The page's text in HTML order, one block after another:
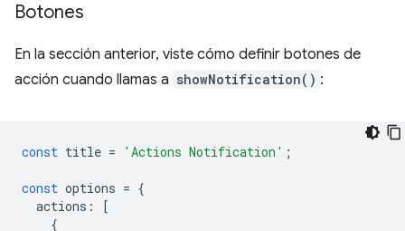
Botones
En la sección anterior, viste cómo definir botones de
acción cuando llamas a showNotification() :
const title = 'Actions Notification' ;
const options = {
actions :
[
{